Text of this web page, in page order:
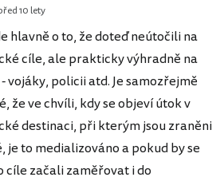
10 lety
hlavně o to, že doteď neútočili na
cíle, ale prakticky výhradně na
vojáky, policii atd. Je samozřejmě
že ve chvíli, kdy se objeví útok v
destinaci, při kterým jsou zraněni
je to medializováno a pokud by se
cíle začali zaměřovat i do